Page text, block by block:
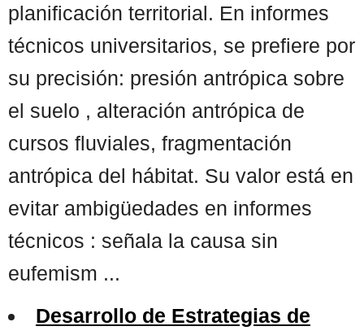
planificación territorial. En informes
técnicos universitarios, se prefiere por
su precisión: presión antrópica sobre
el suelo , alteración antrópica de
cursos fluviales, fragmentación
antrópica del hábitat. Su valor está en
evitar ambigüedades en informes
técnicos : señala la causa sin
eufemism ...
Desarrollo de Estrategias de